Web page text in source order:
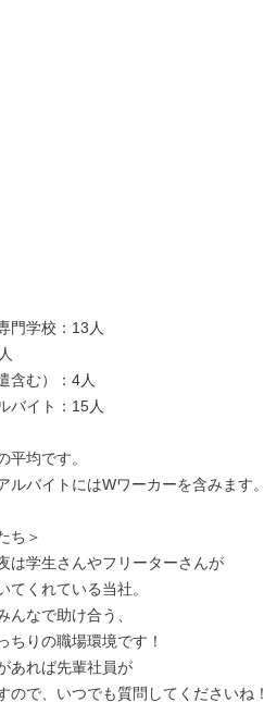
門学校：13人
含む）：4人
バイト：15人
均です。
バイトにはWワーカーを含みます。
ち＞
は学生さんやフリーターさんが
てくれている当社。
んなで助け合う、
ちりの職場環境です！
あれば先輩社員が
ので、いつでも質問してくださいね！